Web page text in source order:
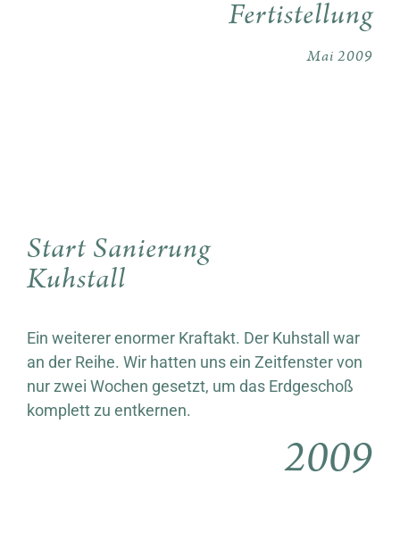
Fertistellung
Mai 2009
Start Sanierung
Kuhstall
Ein weiterer enormer Kraftakt. Der Kuhstall war
an der Reihe. Wir hatten uns ein Zeitfenster von
nur zwei Wochen gesetzt, um das Erdgeschoß
komplett zu entkernen.
2009